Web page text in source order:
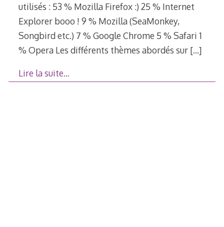
utilisés : 53 % Mozilla Firefox :) 25 % Internet
Explorer booo ! 9 % Mozilla (SeaMonkey,
Songbird etc.) 7 % Google Chrome 5 % Safari 1
% Opera Les différents thèmes abordés sur […]
Lire la suite…